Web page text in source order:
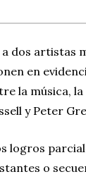
dos artistas
en
la música,
y Peter
logros
o